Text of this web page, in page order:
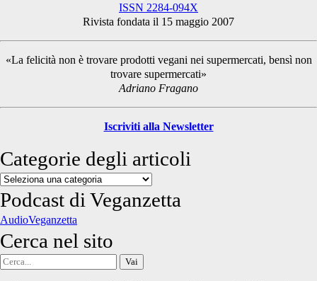
Sidebar
ISSN 2284-094X
Rivista fondata il 15 maggio 2007
«La felicità non è trovare prodotti vegani nei supermercati, bensì non
trovare supermercati»
Adriano Fragano
Iscriviti alla Newsletter
Categorie degli articoli
Categorie
degli
articoli
Podcast di Veganzetta
AudioVeganzetta
Cerca nel sito
Cerca